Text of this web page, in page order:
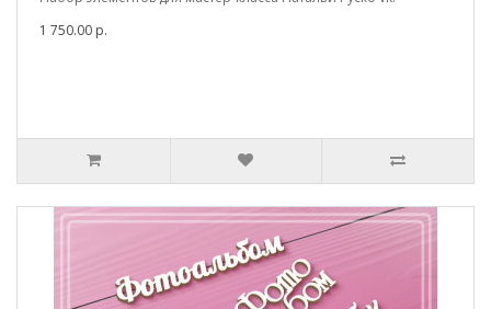
1 750.00 р.